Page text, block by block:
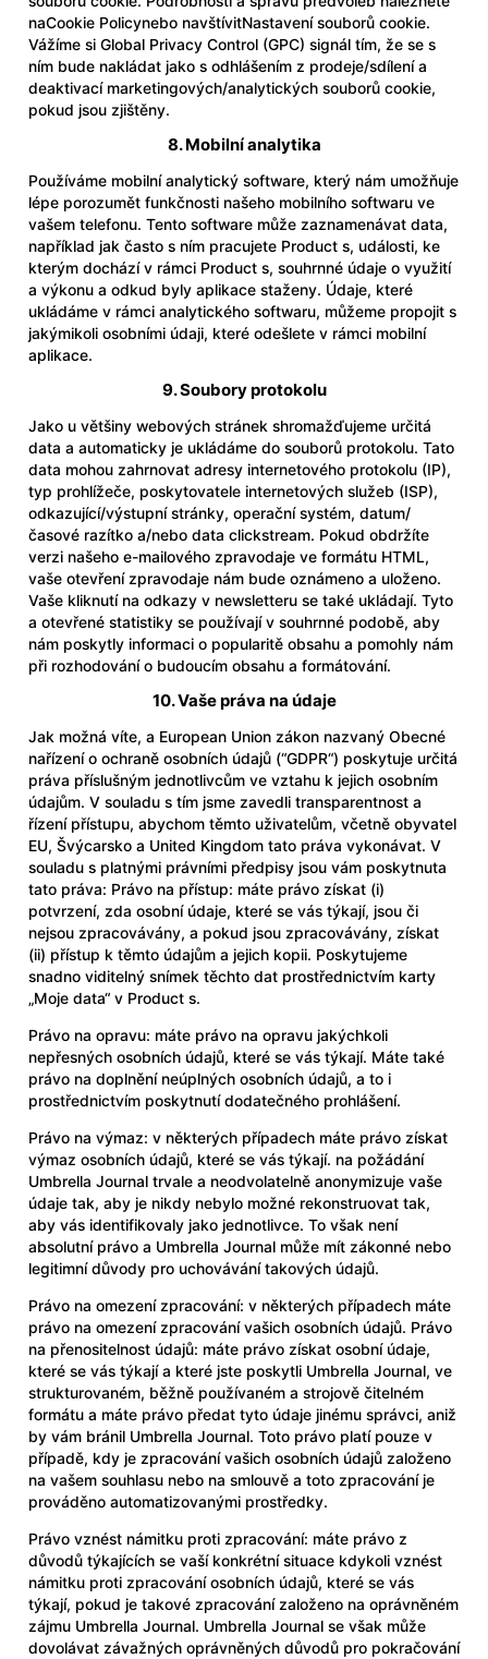
naCookie Policynebo navštívitNastavení souborů cookie.
Vážíme si Global Privacy Control (GPC) signál tím, že se s
ním bude nakládat jako s odhlášením z prodeje/sdílení a
deaktivací marketingových/analytických souborů cookie,
pokud jsou zjištěny.
8. Mobilní analytika
Používáme mobilní analytický software, který nám umožňuje
lépe porozumět funkčnosti našeho mobilního softwaru ve
vašem telefonu. Tento software může zaznamenávat data,
například jak často s ním pracujete Product s, události, ke
kterým dochází v rámci Product s, souhrnné údaje o využití
a výkonu a odkud byly aplikace staženy. Údaje, které
ukládáme v rámci analytického softwaru, můžeme propojit s
jakýmikoli osobními údaji, které odešlete v rámci mobilní
aplikace.
9. Soubory protokolu
Jako u většiny webových stránek shromažďujeme určitá
data a automaticky je ukládáme do souborů protokolu. Tato
data mohou zahrnovat adresy internetového protokolu (IP),
typ prohlížeče, poskytovatele internetových služeb (ISP),
odkazující/výstupní stránky, operační systém, datum/
časové razítko a/nebo data clickstream. Pokud obdržíte
verzi našeho e-mailového zpravodaje ve formátu HTML,
vaše otevření zpravodaje nám bude oznámeno a uloženo.
Vaše kliknutí na odkazy v newsletteru se také ukládají. Tyto
a otevřené statistiky se používají v souhrnné podobě, aby
nám poskytly informaci o popularitě obsahu a pomohly nám
při rozhodování o budoucím obsahu a formátování.
10. Vaše práva na údaje
Jak možná víte, a European Union zákon nazvaný Obecné
nařízení o ochraně osobních údajů (“GDPR“) poskytuje určitá
práva příslušným jednotlivcům ve vztahu k jejich osobním
údajům. V souladu s tím jsme zavedli transparentnost a
řízení přístupu, abychom těmto uživatelům, včetně obyvatel
EU, Švýcarsko a United Kingdom tato práva vykonávat. V
souladu s platnými právními předpisy jsou vám poskytnuta
tato práva: Právo na přístup: máte právo získat (i)
potvrzení, zda osobní údaje, které se vás týkají, jsou či
nejsou zpracovávány, a pokud jsou zpracovávány, získat
(ii) přístup k těmto údajům a jejich kopii. Poskytujeme
snadno viditelný snímek těchto dat prostřednictvím karty
„Moje data“ v Product s.
Právo na opravu: máte právo na opravu jakýchkoli
nepřesných osobních údajů, které se vás týkají. Máte také
právo na doplnění neúplných osobních údajů, a to i
prostřednictvím poskytnutí dodatečného prohlášení.
Právo na výmaz: v některých případech máte právo získat
výmaz osobních údajů, které se vás týkají. na požádání
Umbrella Journal trvale a neodvolatelně anonymizuje vaše
údaje tak, aby je nikdy nebylo možné rekonstruovat tak,
aby vás identifikovaly jako jednotlivce. To však není
absolutní právo a Umbrella Journal může mít zákonné nebo
legitimní důvody pro uchovávání takových údajů.
Právo na omezení zpracování: v některých případech máte
právo na omezení zpracování vašich osobních údajů. Právo
na přenositelnost údajů: máte právo získat osobní údaje,
které se vás týkají a které jste poskytli Umbrella Journal, ve
strukturovaném, běžně používaném a strojově čitelném
formátu a máte právo předat tyto údaje jinému správci, aniž
by vám bránil Umbrella Journal. Toto právo platí pouze v
případě, kdy je zpracování vašich osobních údajů založeno
na vašem souhlasu nebo na smlouvě a toto zpracování je
prováděno automatizovanými prostředky.
Právo vznést námitku proti zpracování: máte právo z
důvodů týkajících se vaší konkrétní situace kdykoli vznést
námitku proti zpracování osobních údajů, které se vás
týkají, pokud je takové zpracování založeno na oprávněném
zájmu Umbrella Journal. Umbrella Journal se však může
dovolávat závažných oprávněných důvodů pro pokračování